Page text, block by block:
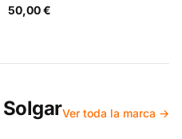
50,00 €
SolgarVer toda la marca →